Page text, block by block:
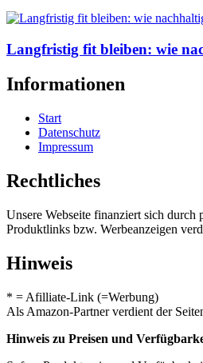
Langfristig fit bleiben: wie
Informationen
Start
Datenschutz
Impressum
Rechtliches
Unsere Webseite finanziert sich
Produktlinks bzw. Werbeanzeigen
Hinweis
* = Afilliate-Link (=Werbung)
Als Amazon-Partner verdient der
Hinweis zu Preisen und